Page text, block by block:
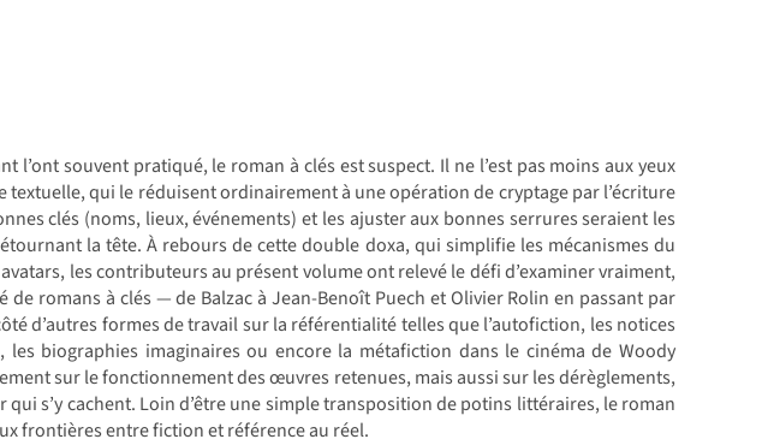
l’ont souvent pratiqué, le roman à clés est suspect. Il ne l’est pas moins aux yeux
textuelle, qui le réduisent ordinairement à une opération de cryptage par l’écriture
clés (noms, lieux, événements) et les ajuster aux bonnes serrures seraient les
la tête. À rebours de cette double doxa, qui simplifie les mécanismes du
les contributeurs au présent volume ont relevé le défi d’examiner vraiment,
romans à clés — de Balzac à Jean-Benoît Puech et Olivier Rolin en passant par
d’autres formes de travail sur la référentialité telles que l’autofiction, les notices
biographies imaginaires ou encore la métafiction dans le cinéma de Woody
sur le fonctionnement des œuvres retenues, mais aussi sur les dérèglements,
s’y cachent. Loin d’être une simple transposition de potins littéraires, le roman
frontières entre fiction et référence au réel.